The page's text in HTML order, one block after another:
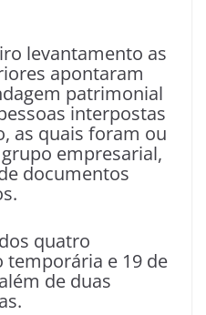
levantamento as
apontaram
patrimonial
interpostas
as quais foram ou
empresarial,
documentos
quatro
temporária e 19 de
de duas